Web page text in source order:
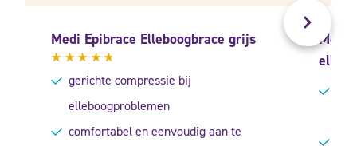
Medi Epibrace Elleboogbrace grijs
Gewaardeerd
4.60 uit
gerichte compressie bij
elleboogproblemen
comfortabel en eenvoudig aan te
Medi